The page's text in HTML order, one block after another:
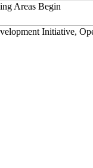
Areas Begin